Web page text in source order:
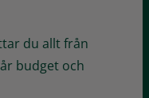
du allt från
budget och